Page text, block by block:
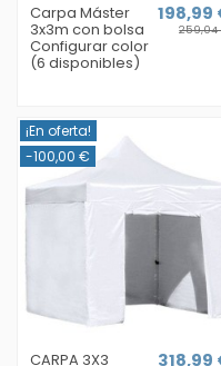
Carpa Máster
3x3m con bolsa
Configurar color
(6 disponibles)
198,99
¡En oferta!
-100,00 €
CARPA 3X3 318,99